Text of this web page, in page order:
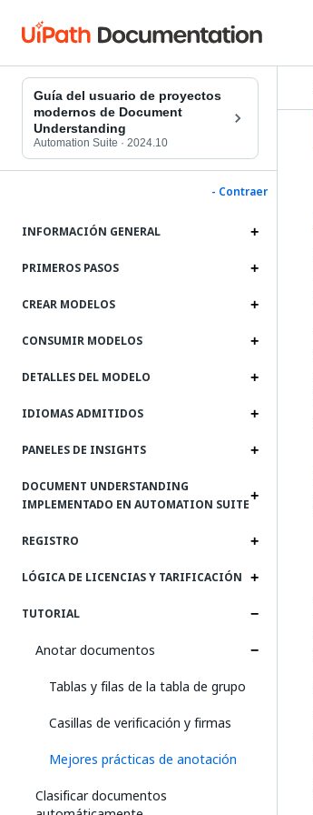
Guía del usuario de proyectos
modernos de Document
Understanding
Automation Suite · 2024.10
- Contraer
INFORMACIÓN GENERAL
PRIMEROS PASOS
CREAR MODELOS
CONSUMIR MODELOS
DETALLES DEL MODELO
IDIOMAS ADMITIDOS
PANELES DE INSIGHTS
DOCUMENT UNDERSTANDING
IMPLEMENTADO EN AUTOMATION SUITE
REGISTRO
LÓGICA DE LICENCIAS Y TARIFICACIÓN
TUTORIAL
Anotar documentos
Tablas y filas de la tabla de grupo
Casillas de verificación y firmas
Mejores prácticas de anotación
Clasificar documentos